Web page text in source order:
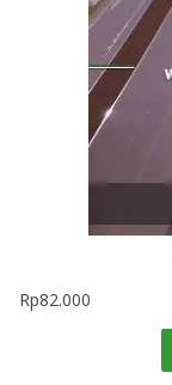
Rp82.000